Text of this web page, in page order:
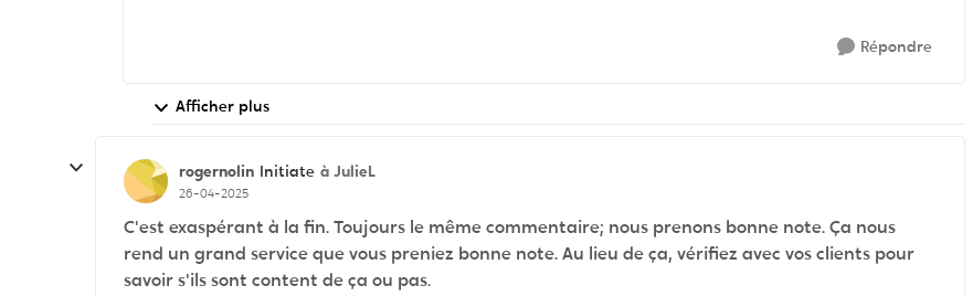
Répondre
Afficher plus
rogernolin Initiate à JulieL
26-04-2025
C'est exaspérant à la fin. Toujours le même commentaire; nous prenons bonne note. Ça nous
rend un grand service que vous preniez bonne note. Au lieu de ça, vérifiez avec vos clients pour
savoir s'ils sont content de ça ou pas.